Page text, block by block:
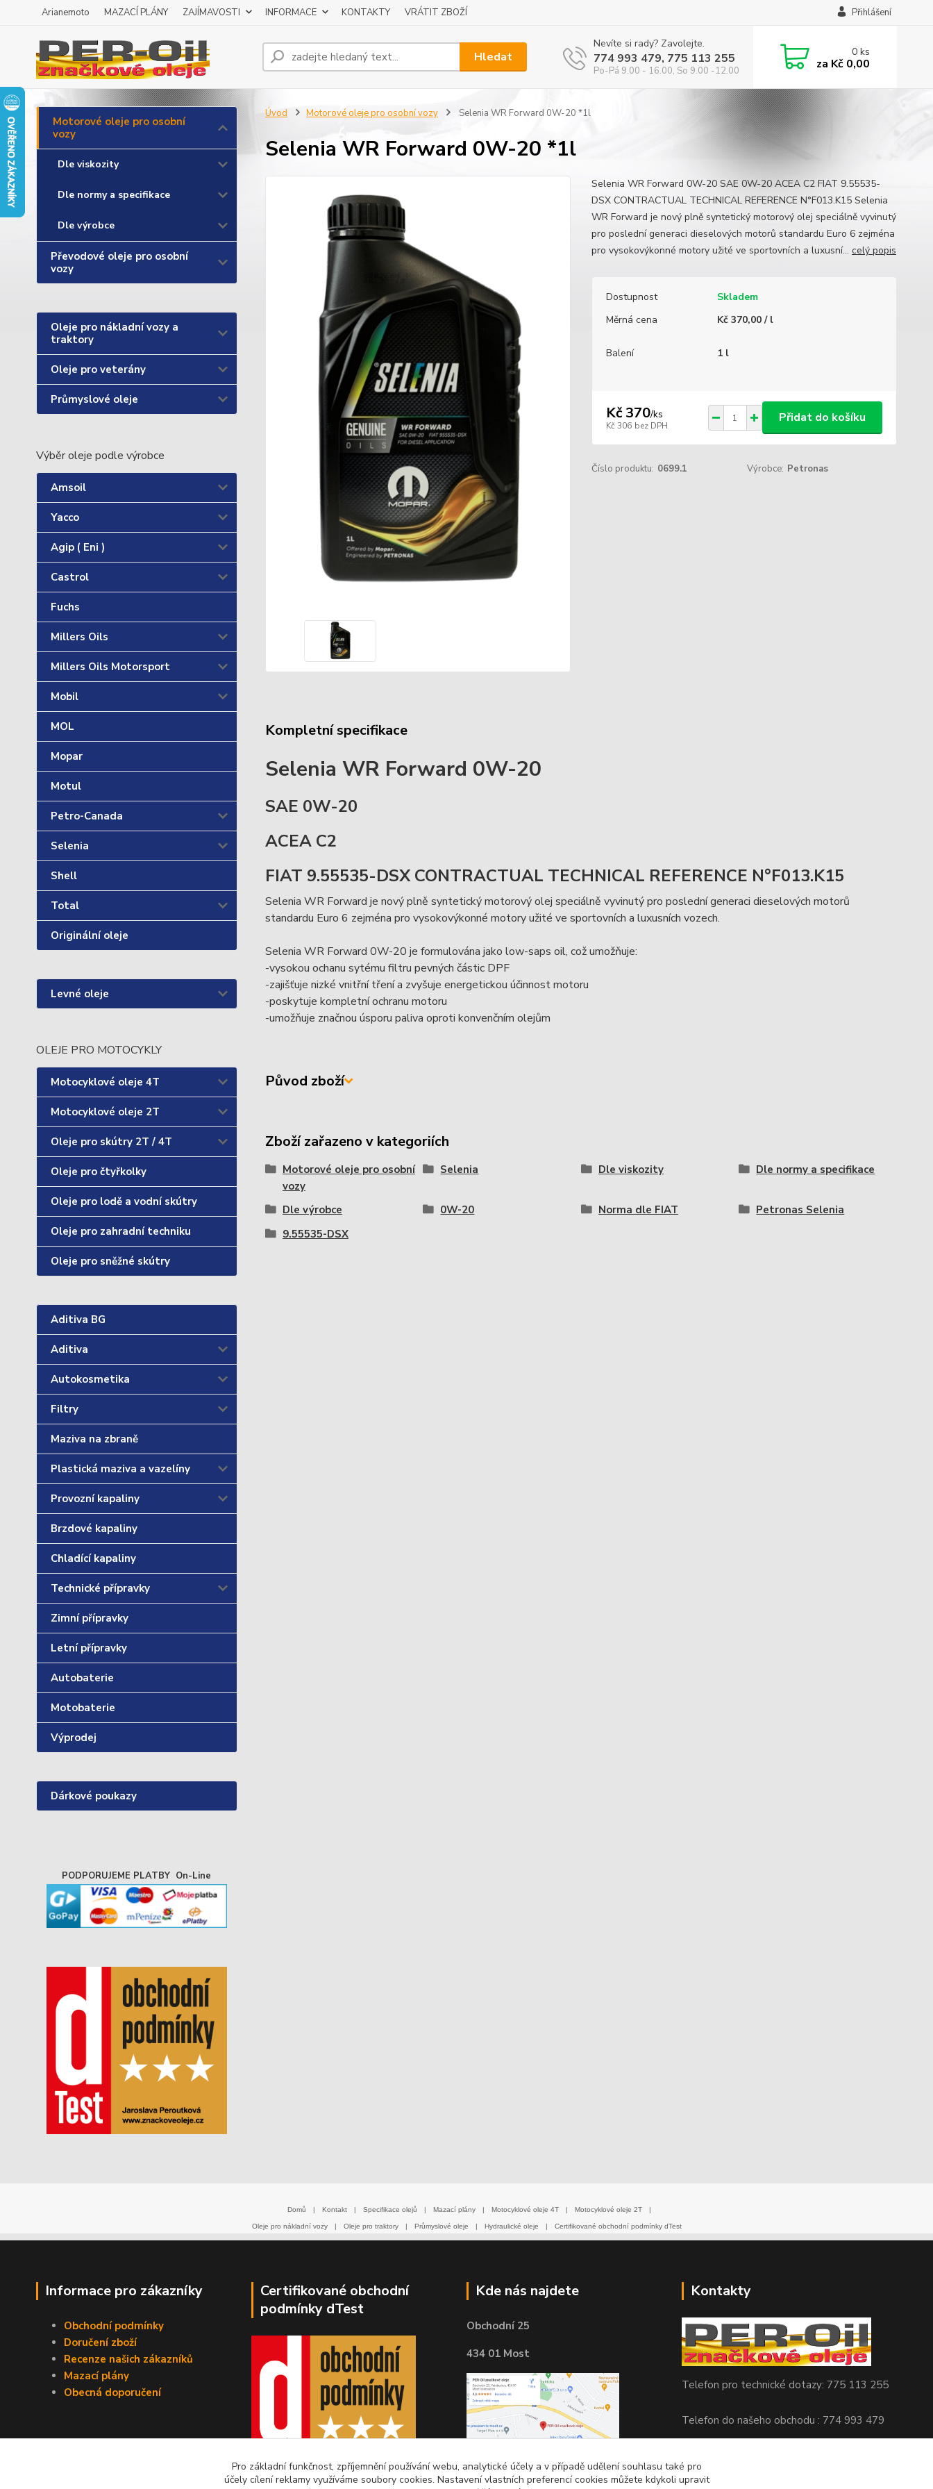
Arianemoto MAZACÍ PLÁNY ZAJÍMAVOSTI INFORMACE KONTAKTY VRÁTIT ZBOŽÍ Přihlášení
Hledat
Nevíte si rady? Zavolejte.
774 993 479, 775 113 255
Po-Pá 9.00 - 16.00, So 9.00 -12.00
0ks
za Kč 0,00
Motorové oleje pro osobní
vozy
Dle viskozity
Dle normy a specifikace
Dle výrobce
Převodové oleje pro osobní
vozy
Oleje pro nákladní vozy a
traktory
Oleje pro veterány
Průmyslové oleje
Výběr oleje podle výrobce
Amsoil
Yacco
Agip ( Eni )
Castrol
Fuchs
Millers Oils
Millers Oils Motorsport
Mobil
MOL
Mopar
Motul
Petro-Canada
Selenia
Shell
Total
Originální oleje
Levné oleje
OLEJE PRO MOTOCYKLY
Motocyklové oleje 4T
Motocyklové oleje 2T
Oleje pro skútry 2T / 4T
Oleje pro čtyřkolky
Oleje pro lodě a vodní skútry
Oleje pro zahradní techniku
Oleje pro sněžné skútry
Aditiva BG
Aditiva
Autokosmetika
Filtry
Maziva na zbraně
Plastická maziva a vazelíny
Provozní kapaliny
Brzdové kapaliny
Chladící kapaliny
Technické přípravky
Zimní přípravky
Letní přípravky
Autobaterie
Motobaterie
Výprodej
Dárkové poukazy
PODPORUJEME PLATBY On-Line
Úvod Motorové oleje pro osobní vozy Selenia WR Forward 0W-20 *1l
Selenia WR Forward 0W-20 *1l
Selenia WR Forward 0W-20 SAE 0W-20 ACEA C2 FIAT 9.55535-
DSX CONTRACTUAL TECHNICAL REFERENCE N°F013.K15 Selenia
WR Forward je nový plně syntetický motorový olej speciálně vyvinutý
pro poslední generaci dieselových motorů standardu Euro 6 zejména
pro vysokovýkonné motory užité ve sportovních a luxusní... celý popis
Dostupnost
Skladem
Měrná cena
Kč 370,00 / l
Balení 1 l
Kč 370/ks
Kč 306 bez DPH
Přidat do košíku
Číslo produktu: 0699.1 Výrobce: Petronas
Kompletní specifikace
Selenia WR Forward 0W-20
SAE 0W-20
ACEA C2
FIAT 9.55535-DSX CONTRACTUAL TECHNICAL REFERENCE N°F013.K15
Selenia WR Forward je nový plně syntetický motorový olej speciálně vyvinutý pro poslední generaci dieselových motorů
standardu Euro 6 zejména pro vysokovýkonné motory užité ve sportovních a luxusních vozech.
Selenia WR Forward 0W-20 je formulována jako low-saps oil, což umožňuje:
-vysokou ochanu sytému filtru pevných částic DPF
-zajišťuje nizké vnitřní tření a zvyšuje energetickou účinnost motoru
-poskytuje kompletní ochranu motoru
-umožňuje značnou úsporu paliva oproti konvenčním olejům
Původ zboží
Zboží zařazeno v kategoriích
Motorové oleje pro osobní
vozy
Selenia Dle viskozity Dle normy a specifikace
Dle výrobce 0W-20 Norma dle FIAT
Petronas Selenia
9.55535-DSX
Domů | Kontakt | Specifikace olejů | Mazací plány | Motocyklové oleje 4T | Motocyklové oleje 2T |
Oleje pro nákladní vozy | Oleje pro traktory | Průmyslové oleje | Hydraulické oleje | Certifikované obchodní podmínky dTest
Informace pro zákazníky
Obchodní podmínky
Doručení zboží
Recenze našich zákazníků
Mazací plány
Obecná doporučení
Certifikované obchodní
podmínky dTest
Kde nás najdete
Obchodní 25
434 01 Most
Kontakty
Telefon pro technické dotazy: 775 113 255
Telefon do našeho obchodu : 774 993 479
Pro základní funkčnost, zpříjemnění používání webu, analytické účely a v případě udělení souhlasu také pro
účely cílení reklamy využíváme soubory cookies. Nastavení vlastních preferencí cookies můžete kdykoli upravit